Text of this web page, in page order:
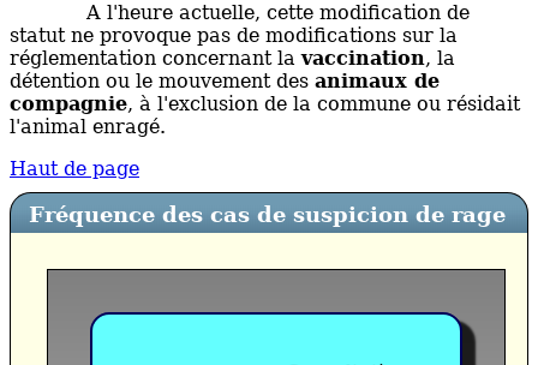
A l'heure actuelle, cette modification de
statut ne provoque pas de modifications sur la
réglementation concernant lavaccination, la
détention ou le mouvement des animaux de
compagnie, à l'exclusion de la commune ou résidait
l'animal enragé.
Haut de page
Fréquence des cas de suspicion de rage